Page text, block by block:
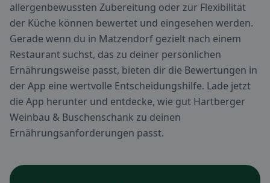
allergenbewussten Zubereitung oder zur Flexibilität
der Küche können bewertet und eingesehen werden.
Gerade wenn du in Matzendorf gezielt nach einem
Restaurant suchst, das zu deiner persönlichen
Ernährungsweise passt, bieten dir die Bewertungen in
der App eine wertvolle Entscheidungshilfe. Lade jetzt
die App herunter und entdecke, wie gut Hartberger
Weinbau & Buschenschank zu deinen
Ernährungsanforderungen passt.